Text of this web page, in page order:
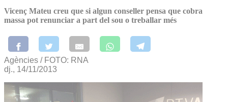
Vicenç Mateu creu que si algun conseller pensa que cobra
massa pot renunciar a part del sou o treballar més
Agències / FOTO: RNA
dj., 14/11/2013